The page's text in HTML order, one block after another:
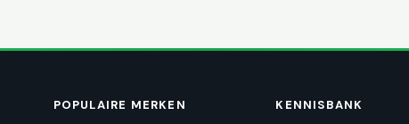
POPULAIRE MERKEN KENNISBANK